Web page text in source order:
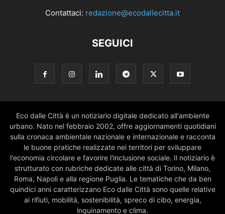
Contattaci: redazione@ecodallecitta.it
SEGUICI
Eco dalle Città è un notiziario digitale dedicato all'ambiente
urbano. Nato nel febbraio 2002, offre aggiornamenti quotidiani
sulla cronaca ambientale nazionale e internazionale e racconta
le buone pratiche realizzate nei territori per sviluppare
l'economia circolare e favorire l'inclusione sociale. Il notiziario è
strutturato con rubriche dedicate alle città di Torino, Milano,
Roma, Napoli e alla regione Puglia. Le tematiche che da ben
quindici anni caratterizzano Eco dalle Città sono quelle relative
ai rifiuti, mobilità, sostenibilità, spreco di cibo, energia,
inquinamento e clima.